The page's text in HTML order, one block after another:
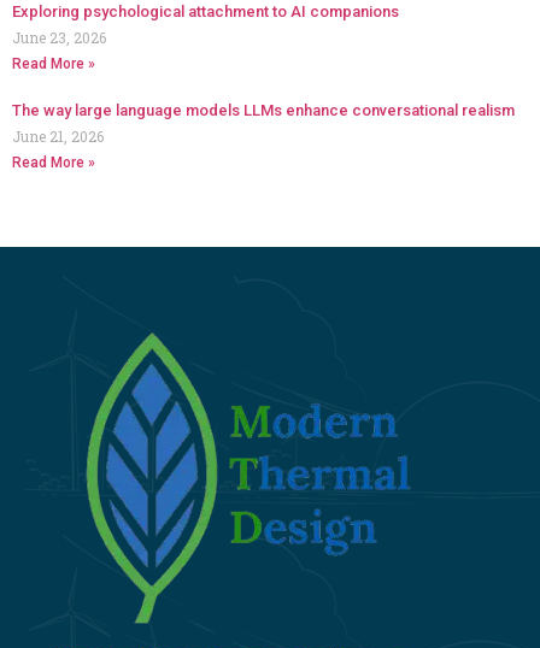
Exploring psychological attachment to AI companions
June 23, 2026
Read More »
The way large language models LLMs enhance conversational realism
June 21, 2026
Read More »